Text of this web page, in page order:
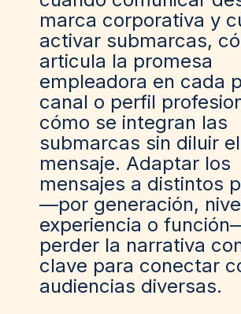
marca corporativa y
activar submarcas,
articula la promesa
empleadora en cada
canal o perfil
cómo se integran las
submarcas sin diluir el
mensaje. Adaptar los
mensajes a distintos
—por generación,
experiencia o
perder la narrativa
clave para conectar
audiencias diversas.